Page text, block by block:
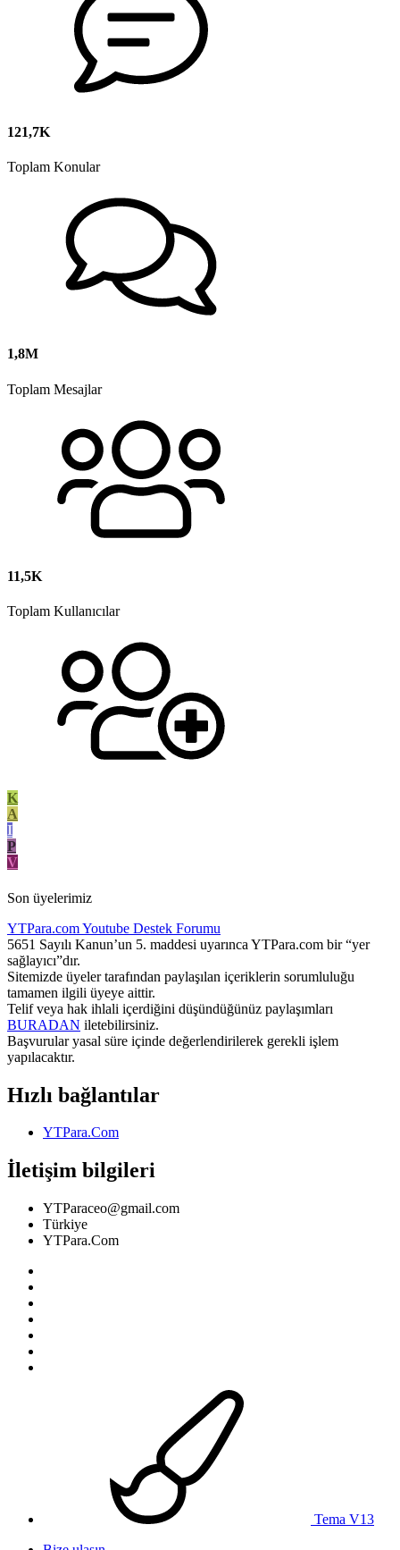
121,7K
Toplam Konular
1,8M
Toplam Mesajlar
11,5K
Toplam Kullanıcılar
K
A
I
P
V
Son üyelerimiz
YTPara.comYoutube Destek Forumu
5651 Sayılı Kanun’un 5. maddesi uyarınca YTPara.com bir “yer
sağlayıcı”dır.
Sitemizde üyeler tarafından paylaşılan içeriklerin sorumluluğu
tamamen ilgili üyeye aittir.
Telif veya hak ihlali içerdiğini düşündüğünüz paylaşımları
BURADAN iletebilirsiniz.
Başvurular yasal süre içinde değerlendirilerek gerekli işlem
yapılacaktır.
Hızlı bağlantılar
YTPara.Com
İletişim bilgileri
YTParaceo@gmail.com
Türkiye
YTPara.Com
Tema V13